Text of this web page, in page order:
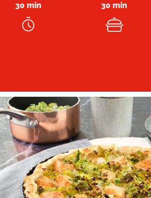
30 min 30 min